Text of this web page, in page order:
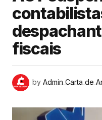
fiscais
by Admin Carta de